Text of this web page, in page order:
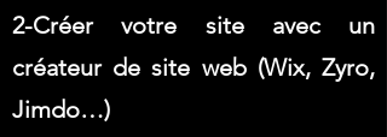
2-Créer votre site avec un
créateur de site web (Wix, Zyro,
Jimdo…)